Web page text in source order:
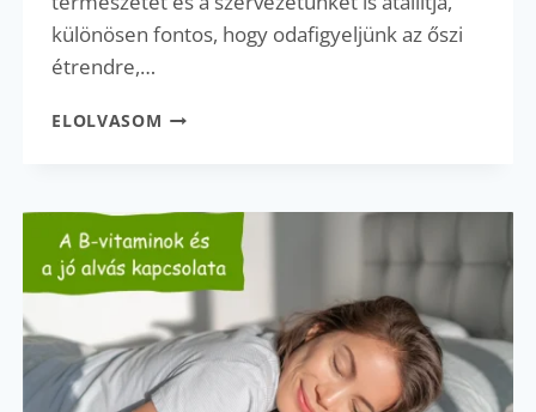
különösen fontos, hogy odafigyeljünk az őszi
étrendre,…
ELOLVASOM ŐSZI
B-
VITAMINOKKAL